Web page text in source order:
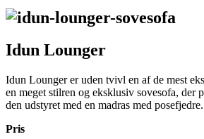
Idun Lounger
Idun Lounger er uden tvivl en af de mest
en meget stilren og eksklusiv sovesofa, der
den udstyret med en madras med
Pris